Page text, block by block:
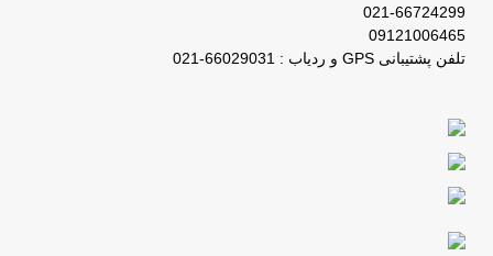
021-66724299
09121006465
تلفن پشتیبانی GPS و ردیاب : 66029031-021